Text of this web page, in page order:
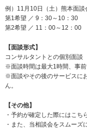
例）11月10日（土）熊本面談
第1希望 ／ 9：30～10：30
第2希望 ／ 11：00～12：00
【面談形式】
コンサルタントとの個別面談
※面談時間は最大1時間、事前
※面談やその後のサービスに
ん。
【その他】
・予約が確定した際にはこち
・また、当相談会をスムー